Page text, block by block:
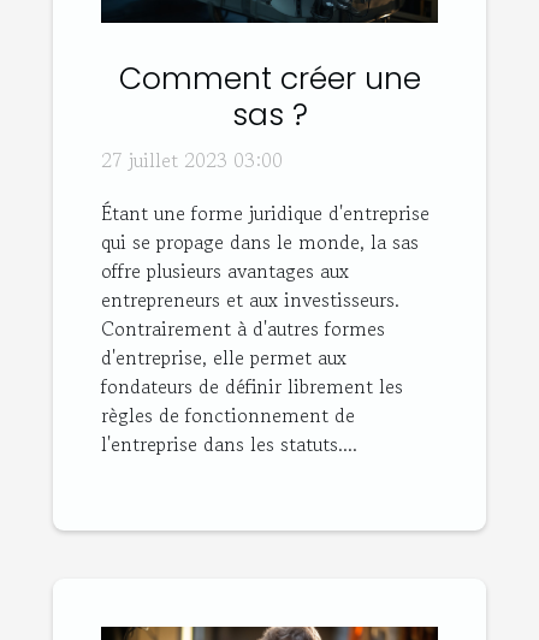
Comment créer une
sas ?
27 juillet 2023 03:00
Étant une forme juridique d'entreprise
qui se propage dans le monde, la sas
offre plusieurs avantages aux
entrepreneurs et aux investisseurs.
Contrairement à d'autres formes
d'entreprise, elle permet aux
fondateurs de définir librement les
règles de fonctionnement de
l'entreprise dans les statuts....